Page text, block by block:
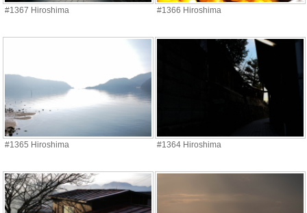
#1367 Hiroshima #1366 Hiroshima
#1365 Hiroshima #1364 Hiroshima